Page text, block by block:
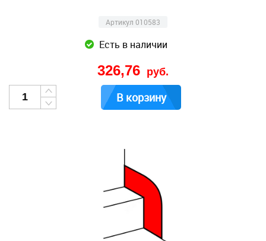
Артикул 010583
Есть в наличии
326,76 руб.
В корзину